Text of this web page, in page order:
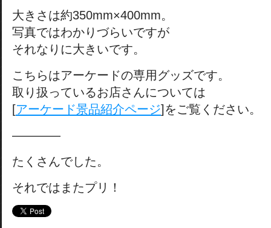
大きさは約350mm×400mm。
写真ではわかりづらいですが
それなりに大きいです。
こちらはアーケードの専用グッズです。
取り扱っているお店さんについては
[アーケード景品紹介ページ]をご覧ください。
————
たくさんでした。
それではまたプリ！